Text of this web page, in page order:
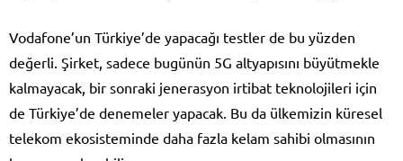
Vodafone’un Türkiye’de yapacağı testler de bu yüzden
değerli. Şirket, sadece bugünün 5G altyapısını büyütmekle
kalmayacak, bir sonraki jenerasyon irtibat teknolojileri için
de Türkiye’de denemeler yapacak. Bu da ülkemizin küresel
telekom ekosisteminde daha fazla kelam sahibi olmasının